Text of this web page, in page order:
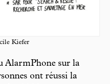
Kiefer
AlarmPhone sur la
ont réussi la